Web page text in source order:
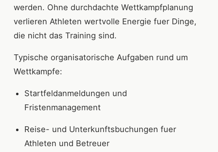
werden. Ohne durchdachte Wettkampfplanung
verlieren Athleten wertvolle Energie fuer Dinge,
die nicht das Training sind.
Typische organisatorische Aufgaben rund um
Wettkampfe:
Startfeldanmeldungen und
Fristenmanagement
Reise- und Unterkunftsbuchungen fuer
Athleten und Betreuer